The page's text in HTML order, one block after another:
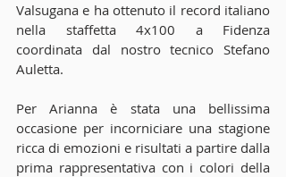
Valsugana e ha ottenuto il record italiano
nella staffetta 4x100 a Fidenza
coordinata dal nostro tecnico Stefano
Auletta.
Per Arianna è stata una bellissima
occasione per incorniciare una stagione
ricca di emozioni e risultati a partire dalla
prima rappresentativa con i colori della